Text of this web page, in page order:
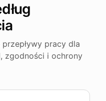
pracy dla
zgodności i ochrony